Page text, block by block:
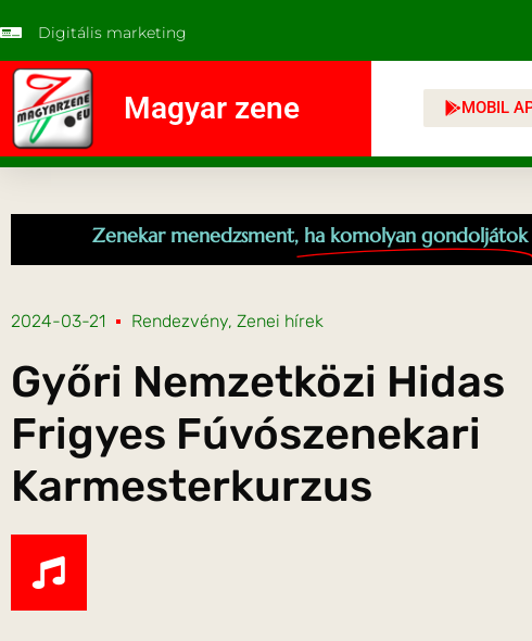
Digitális marketing
Magyar zene MOBIL
Zenekar menedzsment, ha komolyan gondoljátok
2024-03-21 Rendezvény, Zenei hírek
Győri Nemzetközi Hidas
Frigyes Fúvószenekari
Karmesterkurzus